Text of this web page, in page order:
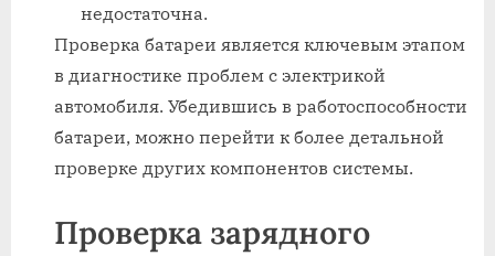
недостаточна.
Проверка батареи является ключевым этапом
в диагностике проблем с электрикой
автомобиля. Убедившись в работоспособности
батареи, можно перейти к более детальной
проверке других компонентов системы.
Проверка зарядного